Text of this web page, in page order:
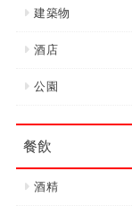
建築物
酒店
公園
餐飲
酒精